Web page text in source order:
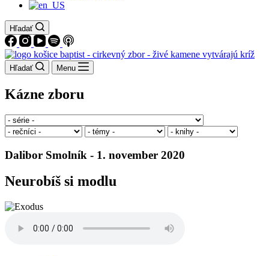
Hľadať
Hľadať Menu
Kázne zboru
Dalibor Smolník - 1. november 2020
Neurobíš si modlu